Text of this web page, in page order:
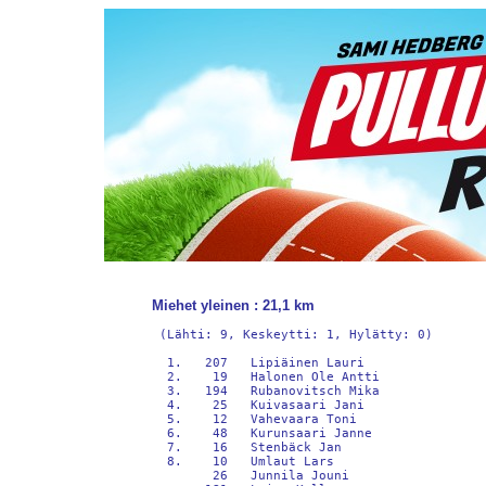
Miehet yleinen : 21,1 km
(Lähti: 9, Keskeytti: 1, Hylätty: 0)
1.   207   Lipiäinen Lauri
2.    19   Halonen Ole Antti
3.   194   Rubanovitsch Mika
4.    25   Kuivasaari Jani
5.    12   Vahevaara Toni
6.    48   Kurunsaari Janne
7.    16   Stenbäck Jan
8.    10   Umlaut Lars
26   Junnila Jouni